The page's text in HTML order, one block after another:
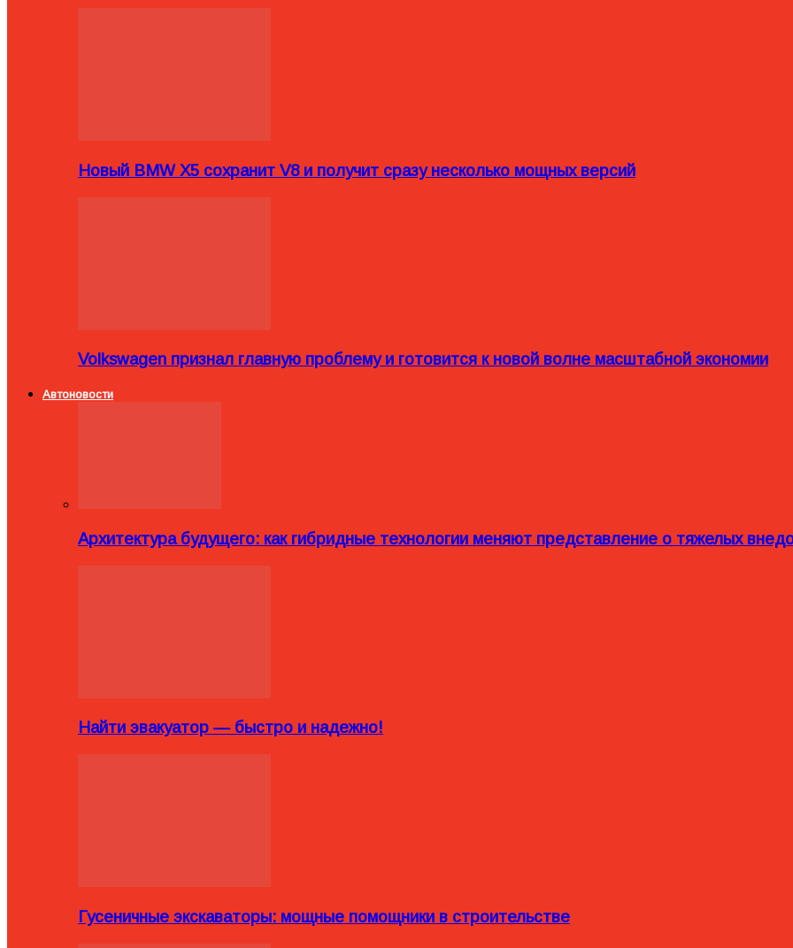
Новый BMW X5 сохранит V8 и получит сразу несколько мощных версий
Volkswagen признал главную проблему и готовится к новой волне масштабной экономии
Автоновости
Архитектура будущего: как гибридные технологии меняют представление о тяжелых
Найти эвакуатор — быстро и надежно!
Гусеничные экскаваторы: мощные помощники в строительстве